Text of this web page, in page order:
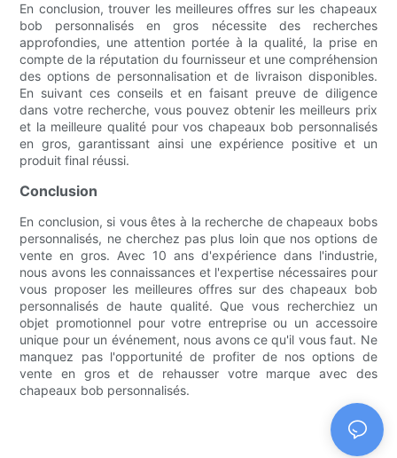
En conclusion, trouver les meilleures offres sur les chapeaux
bob personnalisés en gros nécessite des recherches
approfondies, une attention portée à la qualité, la prise en
compte de la réputation du fournisseur et une compréhension
des options de personnalisation et de livraison disponibles.
En suivant ces conseils et en faisant preuve de diligence
dans votre recherche, vous pouvez obtenir les meilleurs prix
et la meilleure qualité pour vos chapeaux bob personnalisés
en gros, garantissant ainsi une expérience positive et un
produit final réussi.
Conclusion
En conclusion, si vous êtes à la recherche de chapeaux bobs
personnalisés, ne cherchez pas plus loin que nos options de
vente en gros. Avec 10 ans d'expérience dans l'industrie,
nous avons les connaissances et l'expertise nécessaires pour
vous proposer les meilleures offres sur des chapeaux bob
personnalisés de haute qualité. Que vous recherchiez un
objet promotionnel pour votre entreprise ou un accessoire
unique pour un événement, nous avons ce qu'il vous faut. Ne
manquez pas l'opportunité de profiter de nos options de
vente en gros et de rehausser votre marque avec des
chapeaux bob personnalisés.